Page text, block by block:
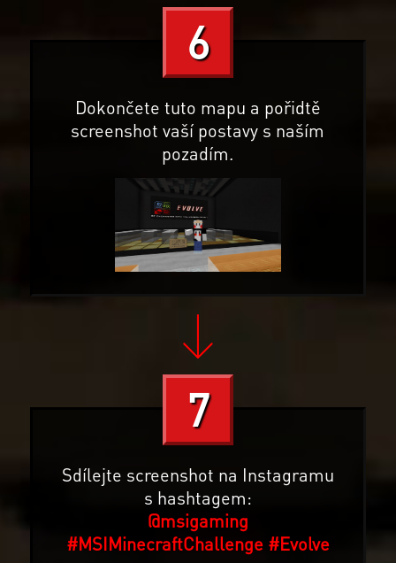
6
Dokončete tuto mapu a pořidtě
screenshot vaší postavy s naším
pozadím.
7
Sdílejte screenshot na Instagramu
s hashtagem:
@msigaming
#MSIMinecraftChallenge#Evolve